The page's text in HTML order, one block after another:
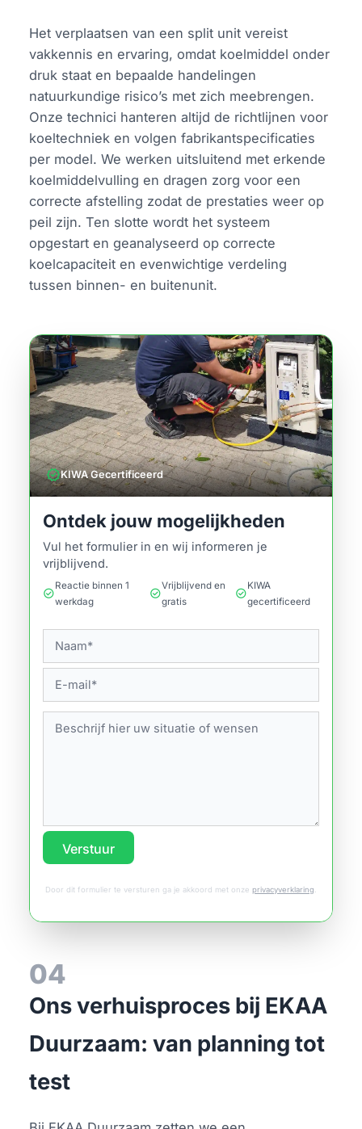
Het verplaatsen van een split unit vereist
vakkennis en ervaring, omdat koelmiddel onder
druk staat en bepaalde handelingen
natuurkundige risico’s met zich meebrengen.
Onze technici hanteren altijd de richtlijnen voor
koeltechniek en volgen fabrikantspecificaties
per model. We werken uitsluitend met erkende
koelmiddelvulling en dragen zorg voor een
correcte afstelling zodat de prestaties weer op
peil zijn. Ten slotte wordt het systeem
opgestart en geanalyseerd op correcte
koelcapaciteit en evenwichtige verdeling
tussen binnen- en buitenunit.
verifiedKIWA Gecertificeerd
Ontdek jouw mogelijkheden
Vul het formulier in en wij informeren je
vrijblijvend.
check_circle
Reactie binnen 1
werkdag
check_circle
Vrijblijvend en
gratis
check_circle
KIWA
gecertificeerd
Verstuur
Door dit formulier te versturen ga je akkoord met onze privacyverklaring
04
Ons verhuisproces bij EKAA
Duurzaam: van planning tot
test